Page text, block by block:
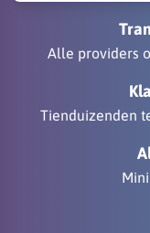
Alle providers
Tienduizenden